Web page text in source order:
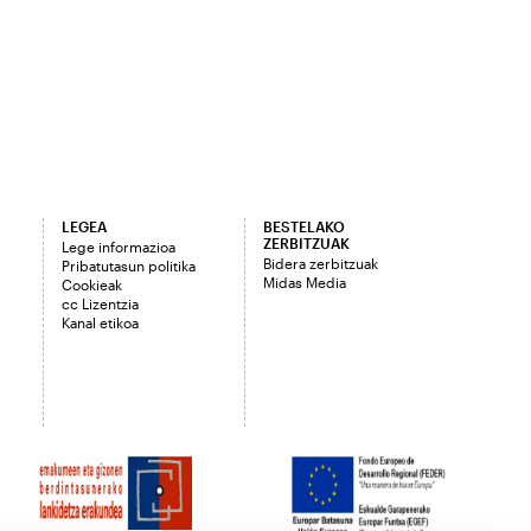
LEGEA
Lege informazioa
Pribatutasun politika
Cookieak
cc Lizentzia
Kanal etikoa
BESTELAKO
ZERBITZUAK
Bidera zerbitzuak
Midas Media